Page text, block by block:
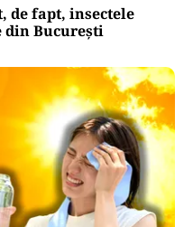
de fapt, insectele
din București